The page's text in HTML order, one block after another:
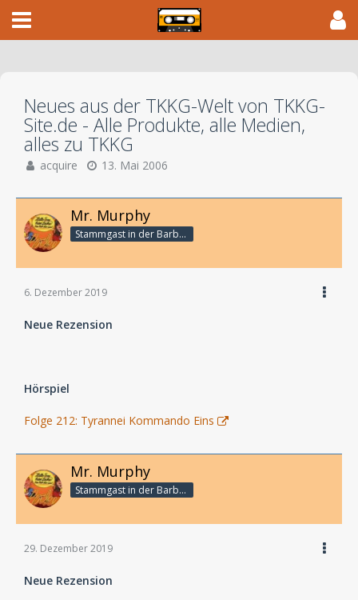
Neues aus der TKKG-Welt von TKKG-
Site.de - Alle Produkte, alle Medien,
alles zu TKKG
acquire 13. Mai 2006
Mr. Murphy
Stammgast in der Barbarabar
6. Dezember 2019
Neue Rezension
Hörspiel
Folge 212: Tyrannei Kommando Eins
Mr. Murphy
Stammgast in der Barbarabar
29. Dezember 2019
Neue Rezension